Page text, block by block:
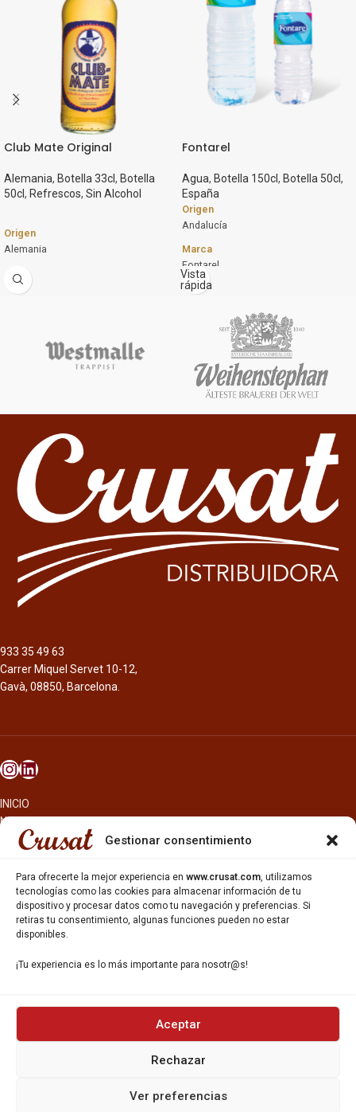
Gestionar consentimiento
Para ofrecerte la mejor experiencia en www.crusat.com, utilizamos
tecnologías como las cookies para almacenar información de tu
dispositivo y procesar datos como tu navegación y preferencias. Si
retiras tu consentimiento, algunas funciones pueden no estar
disponibles.
¡Tu experiencia es lo más importante para nosotr@s!
Aceptar
Rechazar
Ver preferencias
Club Mate Original
Alemania, Botella 33cl, Botella
50cl, Refrescos, Sin Alcohol
Origen
Alemania
Marca
Club Mate
Descripción
Bebida refrescante sin alcohol, de
origen alemán, obtenida a través de
un extracto de la yerba mate.
Contiene cafeína.
Fontarel
Agua, Botella 150cl, Botella 50cl,
España
Origen
Andalucía
Marca
Fontarel
Estilo
Formato
6 x 1,5L PET
12 x 50cl PET
Descripción
Vista
rápida
933 35 49 63
Carrer Miquel Servet 10-12,
Gavà, 08850, Barcelona.
INICIO
NOSOTROS
CERVEZAS
OTROS PRODUCTOS
REPARTO EN BARCELONA
HOSTELERÍA Y PEQUEÑA ALIMENTACIÓN
CARTAS DE CERVEZAS Y VINO
CATAS Y FORMACIONES
SERVICIO TÉCNICO
GESTIÓN DE
Política de Privacidad |Aviso Legal|Política de Cookies